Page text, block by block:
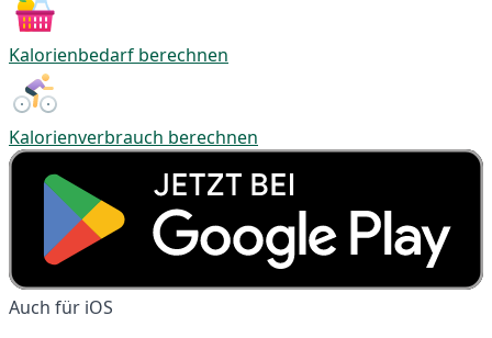
Kalorienbedarf berechnen
Kalorienverbrauch berechnen
Auch für iOS